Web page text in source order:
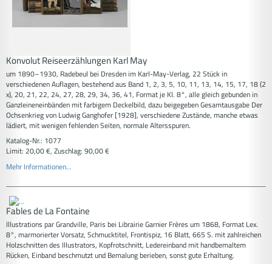
Konvolut Reiseerzählungen Karl May
um 1890–1930, Radebeul bei Dresden im Karl-May-Verlag, 22 Stück in
verschiedenen Auflagen, bestehend aus Band 1, 2, 3, 5, 10, 11, 13, 14, 15, 17, 18 (2
x), 20, 21, 22, 24, 27, 28, 29, 34, 36, 41, Format je Kl. 8°, alle gleich gebunden in
Ganzleineneinbänden mit farbigem Deckelbild, dazu beigegeben Gesamtausgabe Der
Ochsenkrieg von Ludwig Ganghofer [1928], verschiedene Zustände, manche etwas
lädiert, mit wenigen fehlenden Seiten, normale Altersspuren.
Katalog-Nr.: 1077
Limit: 20,00 €, Zuschlag: 90,00 €
Mehr Informationen...
Fables de La Fontaine
Illustrations par Grandville, Paris bei Librairie Garnier Frères um 1868, Format Lex.
8°, marmorierter Vorsatz, Schmucktitel, Frontispiz, 16 Blatt, 665 S. mit zahlreichen
Holzschnitten des Illustrators, Kopfrotschnitt, Ledereinband mit handbemaltem
Rücken, Einband beschmutzt und Bemalung berieben, sonst gute Erhaltung.